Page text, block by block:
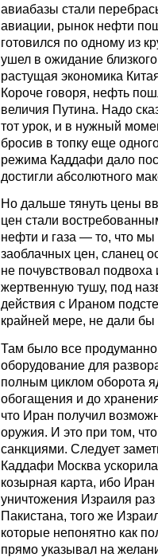
авиабазы стали
авиации, рынок нефти
готовился по одному из
ушел в ожидание
растущая экономика
Короче говоря, нефть
величия Путина. Надо
тот урок, и в нужный
бросив в топку еще
режима Каддафи дало
достигли абсолютного
Но дальше тянуть цены
цен стали
нефти и газа — то, что
заоблачных цен, сланец
не почувствовал
жертвенную тушу, под
действия с Ираном
крайней мере, не дали бы
Там было все
оборудование для
полным циклом оборота
обогащения и до
что Иран получил
оружия. И это при том,
санкциями. Следует
Каддафи Москва
козырная карта, ибо
уничтожения Израиля раз
Пакистана, того же
которые непонятно как
прямо указывал на